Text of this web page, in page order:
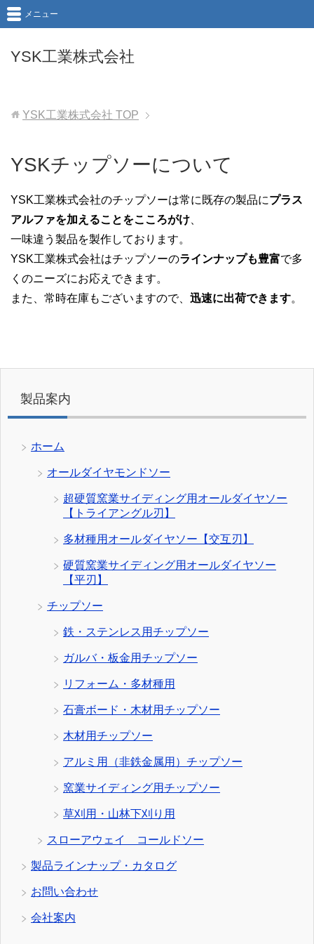
YSK工業株式会社
メニュー
YSK工業株式会社 TOP
YSKチップソーについて
YSK工業株式会社のチップソーは常に既存の製品にプラス
アルファを加えることをこころがけ
一味違う製品を製作しております。
YSK工業株式会社はチップソーのラインナップも豊富で多
くのニーズにお応えできます。
また、常時在庫もございますので、 迅速に出荷できます。
製品案内
ホーム
オールダイヤモンドソー
超硬質窯業サイディング用オールダイヤソー
【トライアングル刃】
多材種用オールダイヤソー【交互刃】
硬質窯業サイディング用オールダイヤソー
【平刃】
チップソー
鉄・ステンレス用チップソー
ガルバ・板金用チップソー
リフォーム・多材種用
石膏ボード・木材用チップソー
木材用チップソー
アルミ用（非鉄金属用）チップソー
窯業サイディング用チップソー
草刈用・山林下刈り用
スローアウェイ コールドソー
製品ラインナップ・カタログ
お問い合わせ
会社案内